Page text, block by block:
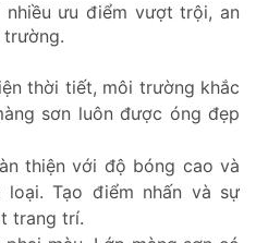
ưu điểm vượt trội, an
thời tiết, môi trường khắc
sơn luôn được óng đẹp
thiện với độ bóng cao và
Tạo điểm nhấn và sự
trang trí.